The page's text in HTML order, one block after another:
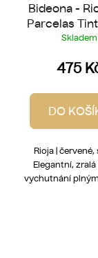
Bideona -
Parcelas
Skladem
475
DO
Rioja | červené,
Elegantní, zralá
vychutnání